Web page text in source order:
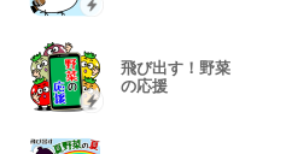
飛び出す！野菜
の応援